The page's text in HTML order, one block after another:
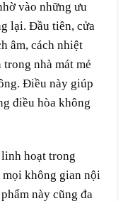
vào những ưu
lại. Đầu tiên, cửa
âm, cách nhiệt
nhà mát mẻ
Điều này giúp
điều hòa không
hoạt trong
mọi không gian nội
này cũng đa